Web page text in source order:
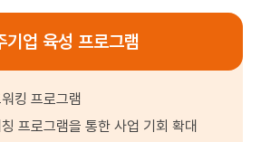
기업 육성 프로그램
킹 프로그램
프로그램을 통한 사업 기회 확대